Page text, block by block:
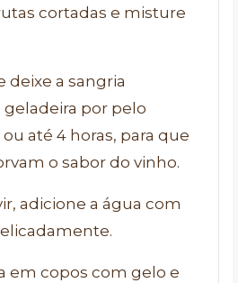
cortadas e misture
deixe a sangria
geladeira por pelo
até 4 horas, para que
o sabor do vinho.
adicione a água com
em copos com gelo e